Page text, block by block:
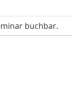
buchbar.